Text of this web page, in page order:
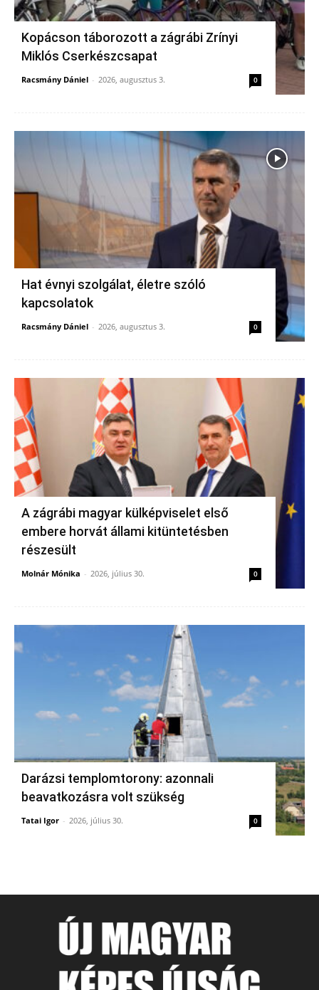
Kopácson táborozott a zágrábi Zrínyi
Miklós Cserkészcsapat
Racsmány Dániel - 2026, augusztus 3. 0
Hat évnyi szolgálat, életre szóló
kapcsolatok
Racsmány Dániel - 2026, augusztus 3. 0
A zágrábi magyar külképviselet első
embere horvát állami kitüntetésben
részesült
Molnár Mónika - 2026, július 30. 0
Darázsi templomtorony: azonnali
beavatkozásra volt szükség
Tatai Igor - 2026, július 30. 0